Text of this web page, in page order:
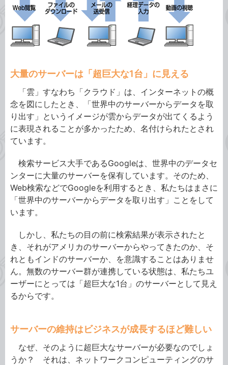
大量のサーバーは「超巨大な1台」に見える
「雲」すなわち「クラウド」は、インターネットの概
念を図にしたとき、「世界中のサーバーからデータを取
り出す」というイメージが雲からデータが出てくるよう
に表現されることが多かったため、名付けられたとされ
ています。
検索サービス大手であるGoogleは、世界中のデータセ
ンターに大量のサーバーを保有しています。そのため、
Web検索などでGoogleを利用するとき、私たちはまさに
「世界中のサーバーからデータを取り出す」ことをして
います。
しかし、私たちの目の前に検索結果が表示されたと
き、それがアメリカのサーバーからやってきたのか、そ
れともインドのサーバーか、を意識することはありませ
ん。無数のサーバー群が連携している状態は、私たちユ
ーザーにとっては「超巨大な1台」のサーバーとして見え
るからです。
サーバーの維持はビジネスが成長するほど難しい
なぜ、そのように超巨大なサーバーが必要なのでしょ
うか？ それは、ネットワークコンピューティングのサ